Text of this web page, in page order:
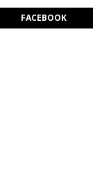
FACEBOOK